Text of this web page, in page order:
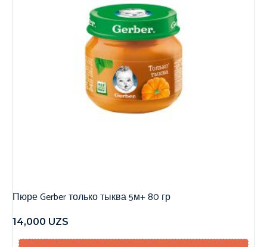
Пюре Gerber только тыква 5м+ 80 гр
14,000 UZS